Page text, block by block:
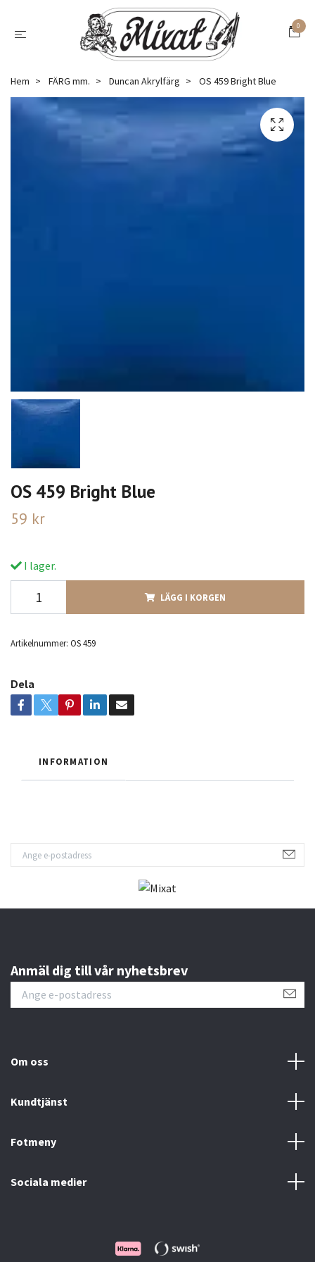
0
Hem FÄRG mm. Duncan Akrylfärg OS 459 Bright Blue
OS 459 Bright Blue
59 kr
I lager.
LÄGG I KORGEN
Artikelnummer: OS 459
Dela
INFORMATION
Anmäl dig till vår nyhetsbrev
Om oss
Kundtjänst
Fotmeny
Sociala medier